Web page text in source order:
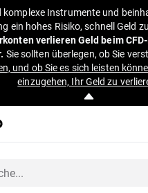
komplexe Instrumente und
ein hohes Risiko, schnell Geld
verlieren Geld beim
Sie sollten überlegen, ob Sie
und ob Sie es sich leisten
einzugehen, Ihr Geld zu